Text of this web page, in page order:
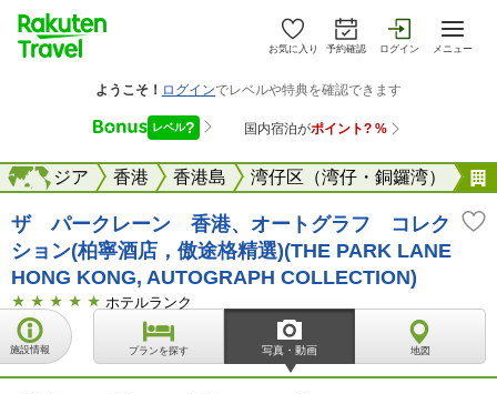
お気に入り 予約確認 ログイン メニュー
海外アジア 香港 香港島 湾仔区（湾仔・銅鑼湾）
海外
ザ パークレーン 香港、オートグラフ コレク
ション(柏寧酒店，傲途格精選)(THE PARK LANE
HONG KONG, AUTOGRAPH COLLECTION)
ホテルランク
施設情報 プランを探す 写真・動画 地図